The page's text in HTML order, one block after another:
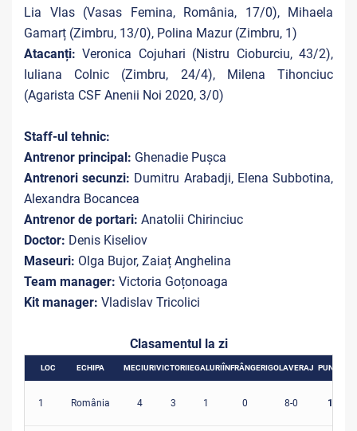
Lia Vlas (Vasas Femina, România, 17/0), Mihaela
Gamarț (Zimbru, 13/0), Polina Mazur (Zimbru, 1)
Atacanți: Veronica Cojuhari (Nistru Cioburciu, 43/2),
Iuliana Colnic (Zimbru, 24/4), Milena Tihonciuc
(Agarista CSF Anenii Noi 2020, 3/0)
Staff-ul tehnic:
Antrenor principal: Ghenadie Pușca
Antrenori secunzi: Dumitru Arabadji, Elena Subbotina,
Alexandra Bocancea
Antrenor de portari: Anatolii Chirinciuc
Doctor: Denis Kiseliov
Maseuri: Olga Bujor, Zaiaț Anghelina
Team manager: Victoria Goțonoaga
Kit manager: Vladislav Tricolici
Clasamentul la zi
LOC ECHIPA MECIURIVICTORIIEGALURIÎNFRÂNGERIGOLAVERAJ PUNCTE
1 România 4 3 1 0 8-0 10